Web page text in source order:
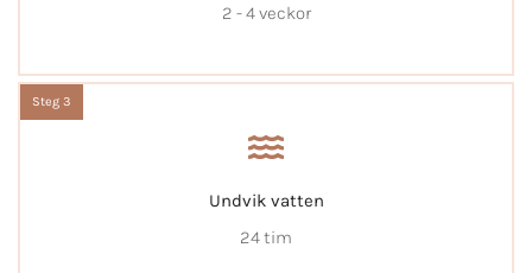
2 - 4 veckor
Undvik vatten
24 tim
Steg 3